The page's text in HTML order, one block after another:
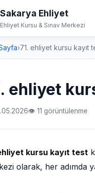
Sakarya Ehliyet
Ehliyet Kursu & Sınav Merkezi
›71. ehliyet kursu kayıt
ehliyet
👁 11 görüntülenme
kursu kayıt test
olarak, her adımda